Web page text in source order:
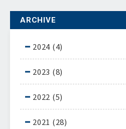
ARCHIVE
2024 (4)
2023 (8)
2022 (5)
2021 (28)